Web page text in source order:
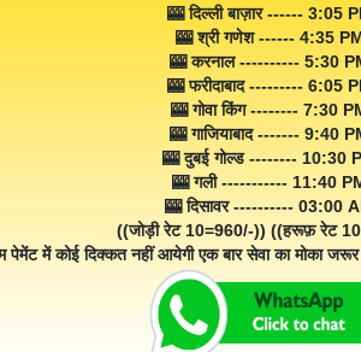
🎰 दिल्ली बाज़ार ------ 3:05
🎰 श्री गणेश ------ 4:35
🎰 करनाल ---------- 5:30
🎰 फरीदाबाद --------- 6:05
🎰 गोवा किंग -------- 7:30
🎰 गाजियाबाद ------- 9:40
🎰 दुबई गोल्ड -------- 10:30
🎰 गली ----------- 11:40
🎰 दिसावर ---------- 03:00
((जोड़ी रेट 10=960/-)) ((हरूफ़ रेट
पेमेंट में कोई दिक्कत नहीं आयेगी एक बार सेवा का मोका